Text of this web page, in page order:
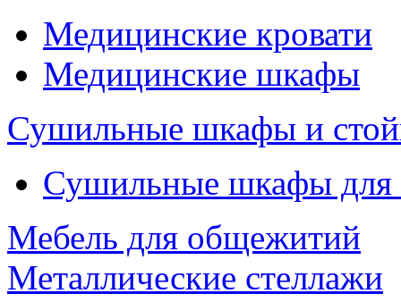
Медицинские кровати
Медицинские шкафы
Сушильные шкафы и
Сушильные шкафы
Мебель для общежитий
Металлические стеллажи